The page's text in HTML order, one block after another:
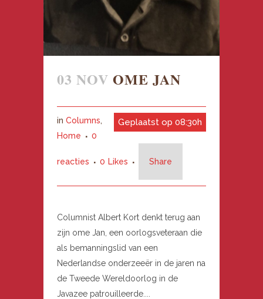
03 NOV OME JAN
Geplaatst op 08:30h
in Columns,
Home
0
reacties 0 Likes Share
Columnist Albert Kort denkt terug aan
zijn ome Jan, een oorlogsveteraan die
als bemanningslid van een
Nederlandse onderzeeër in de jaren na
de Tweede Wereldoorlog in de
Javazee patrouilleerde....